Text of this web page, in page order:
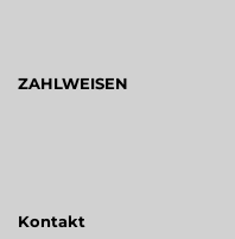
ZAHLWEISEN
Kontakt